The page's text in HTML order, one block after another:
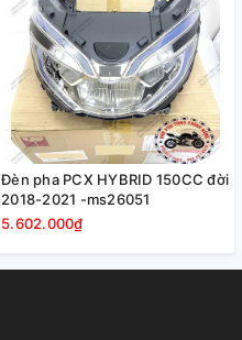
Đèn pha PCX HYBRID 150CC đời
2018-2021 -ms26051
5.602.000₫